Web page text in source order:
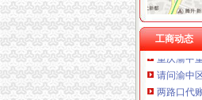
工商动态
【图】邻
渝中区重
重庆渝中
请问渝中
两路口代
【庐区三